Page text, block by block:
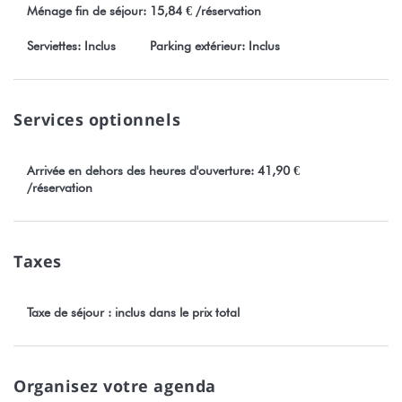
Ménage fin de séjour: 15,84 € /réservation
Serviettes: Inclus Parking extérieur: Inclus
Services optionnels
Arrivée en dehors des heures d'ouverture: 41,90 €
/réservation
Taxes
Taxe de séjour : inclus dans le prix total
Organisez votre agenda